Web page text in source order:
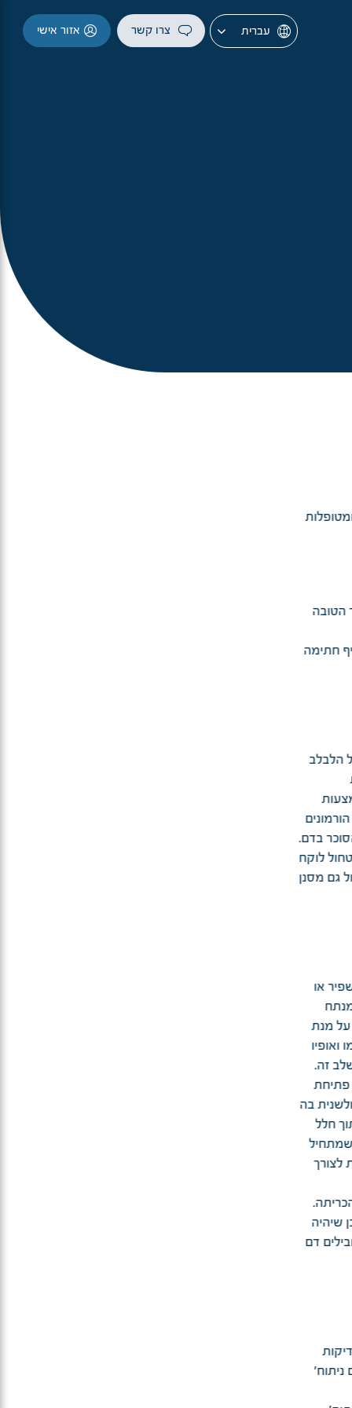
עברית צרו קשר אזור אישי
הטובה
חתימה
הלבלב
בדם.
לוקח
גם מסנן
או
על מנת
זה.
– ע"י פתיחת
פולשנית בה
חלל
שמתחיל
לצורך
שיהיה
דם
ניתוח'